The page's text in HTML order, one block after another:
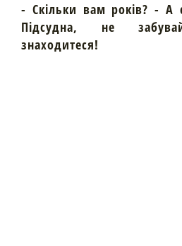
- Скільки вам років? - А
Підсудна, не
знаходитеся!